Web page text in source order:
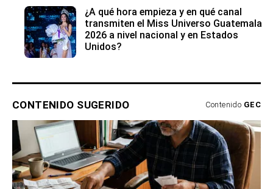
¿A qué hora empieza y en qué canal
transmiten el Miss Universo Guatemala
2026 a nivel nacional y en Estados
Unidos?
CONTENIDO SUGERIDO Contenido GEC